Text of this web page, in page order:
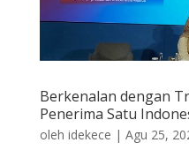
Berkenalan dengan
Penerima Satu
oleh idekece | Agu 25,